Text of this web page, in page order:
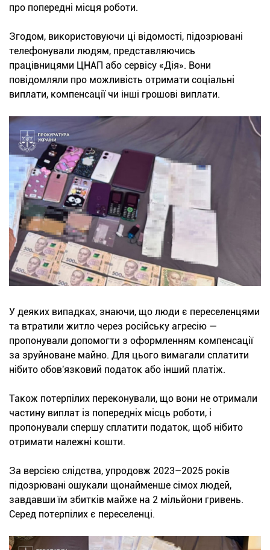
про попередні місця роботи.
Згодом, використовуючи ці відомості, підозрювані
телефонували людям, представляючись
працівницями ЦНАП або сервісу «Дія». Вони
повідомляли про можливість отримати соціальні
виплати, компенсації чи інші грошові виплати.
У деяких випадках, знаючи, що люди є переселенцями
та втратили житло через російську агресію —
пропонували допомогти з оформленням компенсації
за зруйноване майно. Для цього вимагали сплатити
нібито обов'язковий податок або інший платіж.
Також потерпілих переконували, що вони не отримали
частину виплат із попередніх місць роботи, і
пропонували спершу сплатити податок, щоб нібито
отримати належні кошти.
За версією слідства, упродовж 2023–2025 років
підозрювані ошукали щонайменше сімох людей,
завдавши їм збитків майже на 2 мільйони гривень.
Серед потерпілих є переселенці.